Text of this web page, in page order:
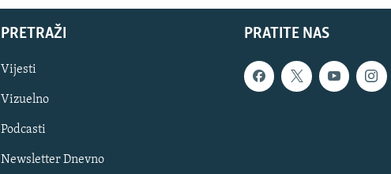
PRATITE NAS
PRETRAŽI
Vijesti
Vizuelno
Podcasti
Newsletter Dnevno